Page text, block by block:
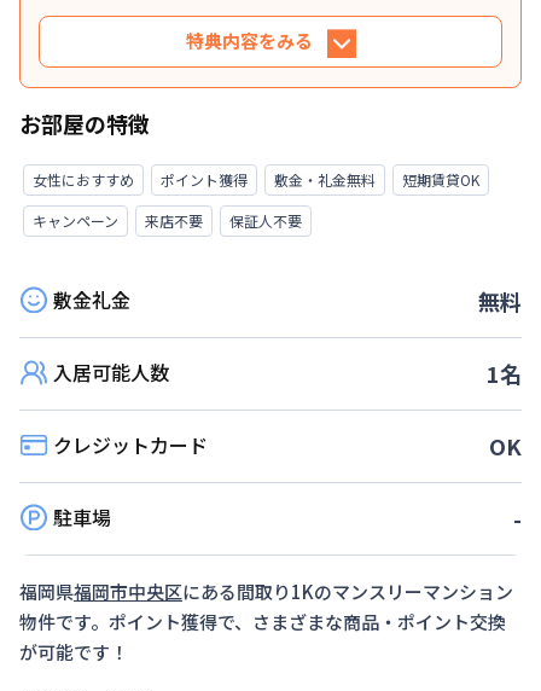
特典内容をみる
特典内容
介いたします。※条件に合致しない場合、別途御
見積書にてご提示いたします。
①対象：新規限定 ②（マンスリー）ご利用期間
から起算して７日以内」
対象期間
▶予定数に達し次第、予告なく終了します。
お部屋の特徴
女性におすすめ ポイント獲得 敷金・礼金無料
短期賃貸OK
キャンペーン
来店不要 保証人不要
敷金礼金 無料
入居可能人数 1名
クレジットカード OK
駐車場 -
福岡県福岡市中央区にある間取り1Kのマンスリーマンション
物件です。ポイント獲得で、さまざまな商品・ポイント交換
が可能です！